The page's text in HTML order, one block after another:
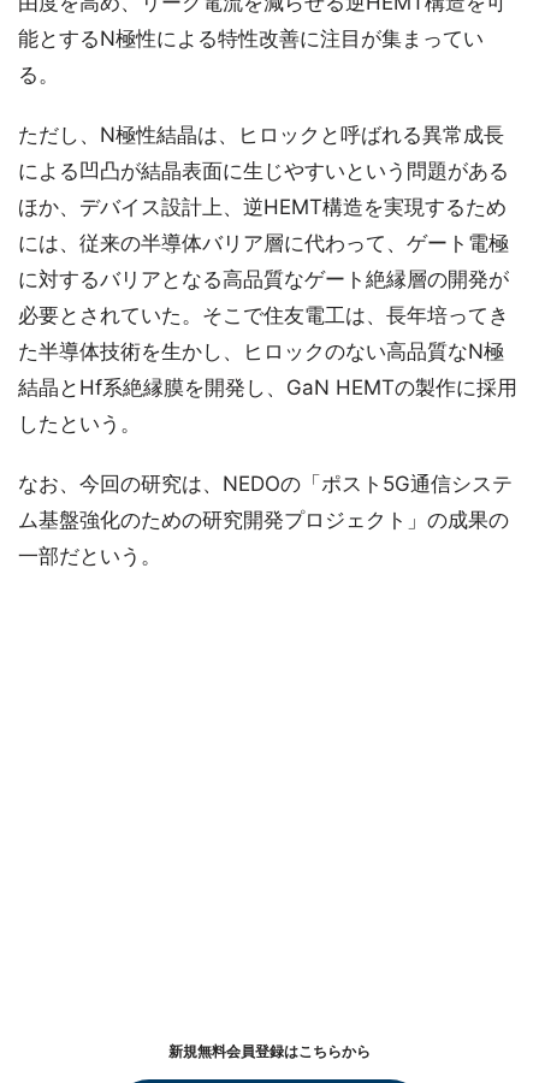
能とするN極性による特性改善に注目が集まってい
る。
ただし、N極性結晶は、ヒロックと呼ばれる異常成長
による凹凸が結晶表面に生じやすいという問題がある
ほか、デバイス設計上、逆HEMT構造を実現するため
には、従来の半導体バリア層に代わって、ゲート電極
に対するバリアとなる高品質なゲート絶縁層の開発が
必要とされていた。そこで住友電工は、長年培ってき
た半導体技術を生かし、ヒロックのない高品質なN極
結晶とHf系絶縁膜を開発し、GaN HEMTの製作に採用
したという。
なお、今回の研究は、NEDOの「ポスト5G通信システ
ム基盤強化のための研究開発プロジェクト」の成果の
一部だという。
新規無料会員登録はこちらから